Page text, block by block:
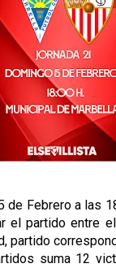
en la lista
así
para la 2026/27
el mercado
FC cierra la
el Bayer
de Febrero a las
el partido entre
partido
suma 12